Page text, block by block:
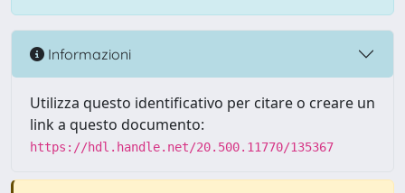
Informazioni
Utilizza questo identificativo per citare o creare un
link a questo documento:
https://hdl.handle.net/20.500.11770/135367